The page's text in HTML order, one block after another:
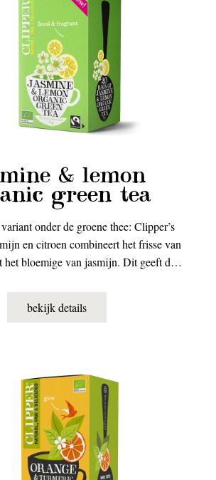
& lemon
green tea
onder de groene thee: Clipper’s
en citroen combineert het frisse van
het bloemige van jasmijn. Dit geeft de
bekijk details